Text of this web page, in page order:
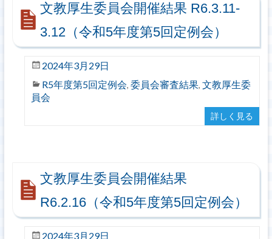
文教厚生委員会開催結果 R6.3.11-
3.12（令和5年度第5回定例会）
2024年3月29日
R5年度第5回定例会, 委員会審査結果, 文教厚生委
員会
詳しく見る
文教厚生委員会開催結果
R6.2.16（令和5年度第5回定例会）
2024年3月29日